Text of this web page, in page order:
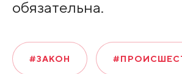
обязательна.
#ЗАКОН